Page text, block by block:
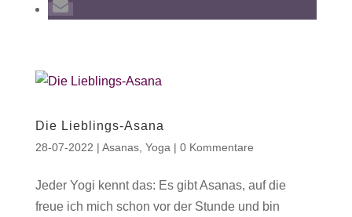
Die Lieblings-Asana
28-07-2022 | Asanas, Yoga | 0 Kommentare
Jeder Yogi kennt das: Es gibt Asanas, auf die
freue ich mich schon vor der Stunde und bin